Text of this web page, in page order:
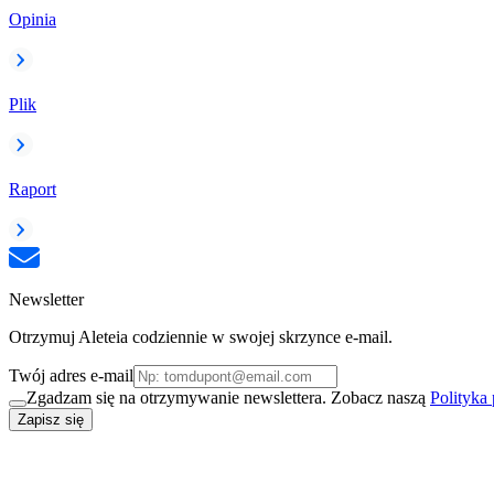
Opinia
Plik
Raport
Newsletter
Otrzymuj Aleteia codziennie w swojej skrzynce e-mail.
Twój adres e-mail
Zgadzam się na otrzymywanie newslettera. Zobacz naszą Polityka
Zapisz się